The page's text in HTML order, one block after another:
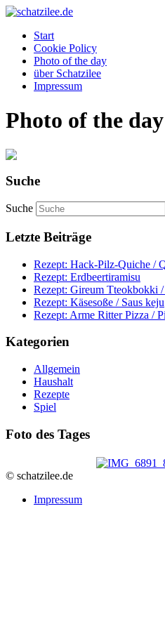
Start
Cookie Policy
Photo of the day
über Schatzilee
Impressum
Photo of the day
Suche
Suche
Letzte Beiträge
Rezept: Hack-Pilz-Quiche /
Rezept: Erdbeertiramisu
Rezept: Gireum Tteokbokki
Rezept: Käsesoße / Saus keju
Rezept: Arme Ritter Pizza /
Kategorien
Allgemein
Haushalt
Rezepte
Spiel
Foto des Tages
© schatzilee.de
Impressum